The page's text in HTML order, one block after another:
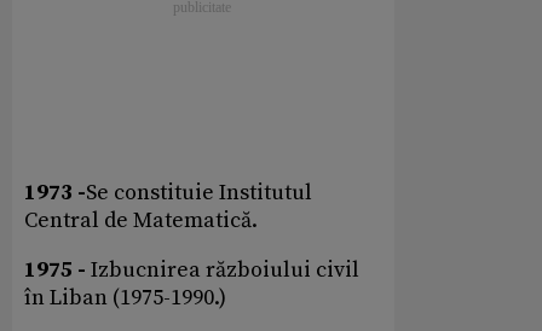
1973 -Se constituie Institutul
Central de Matematică.
1975 - Izbucnirea războiului civil
în Liban (1975-1990.)